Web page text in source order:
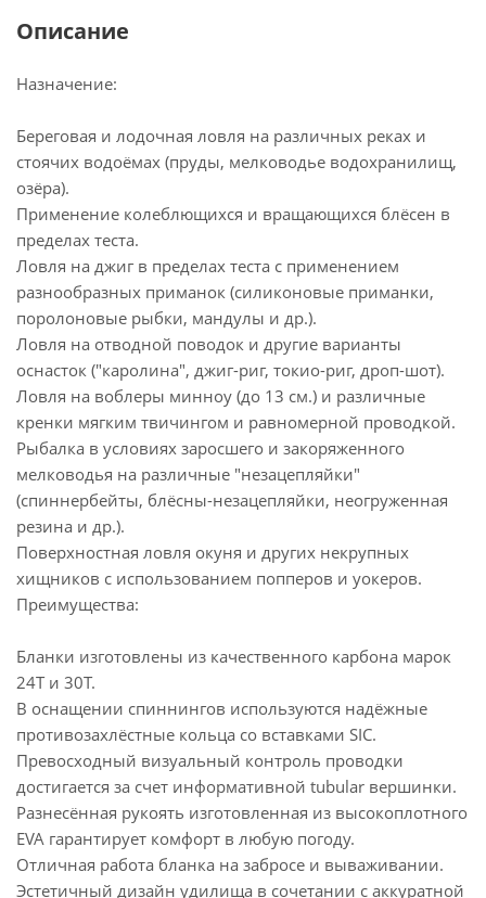
Описание
Назначение:
Береговая и лодочная ловля на различных реках и
стоячих водоёмах (пруды, мелководье водохранилищ,
озёра).
Применение колеблющихся и вращающихся блёсен в
пределах теста.
Ловля на джиг в пределах теста с применением
разнообразных приманок (силиконовые приманки,
поролоновые рыбки, мандулы и др.).
Ловля на отводной поводок и другие варианты
оснасток ("каролина", джиг-риг, токио-риг, дроп-шот).
Ловля на воблеры минноу (до 13 см.) и различные
кренки мягким твичингом и равномерной проводкой.
Рыбалка в условиях заросшего и закоряженного
мелководья на различные "незацепляйки"
(спиннербейты, блёсны-незацепляйки, неогруженная
резина и др.).
Поверхностная ловля окуня и других некрупных
хищников с использованием попперов и уокеров.
Преимущества:
Бланки изготовлены из качественного карбона марок
24T и 30T.
В оснащении спиннингов используются надёжные
противозахлёстные кольца со вставками SIC.
Превосходный визуальный контроль проводки
достигается за счет информативной tubular вершинки.
Разнесённая рукоять изготовленная из высокоплотного
EVA гарантирует комфорт в любую погоду.
Отличная работа бланка на забросе и вываживании.
Эстетичный дизайн удилища в сочетании с аккуратной